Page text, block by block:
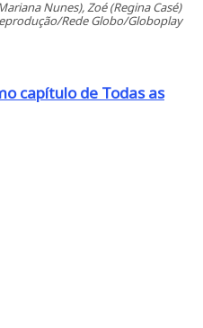
Nunes), Zoé (Regina Casé)
Rede Globo/Globoplay
capítulo de Todas as